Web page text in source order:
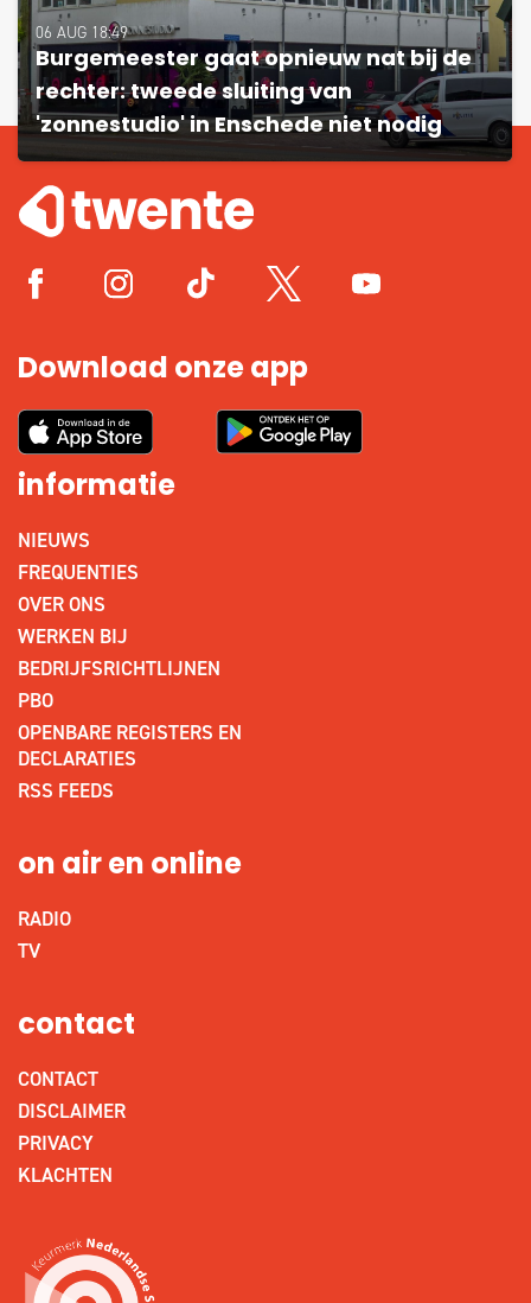
06 AUG 18:49
Burgemeester gaat opnieuw nat bij de
rechter: tweede sluiting van
'zonnestudio' in Enschede niet nodig
Download onze app
informatie
NIEUWS
FREQUENTIES
OVER ONS
WERKEN BIJ
BEDRIJFSRICHTLIJNEN
PBO
OPENBARE REGISTERS EN
DECLARATIES
RSS FEEDS
on air en online
RADIO
TV
contact
CONTACT
DISCLAIMER
PRIVACY
KLACHTEN